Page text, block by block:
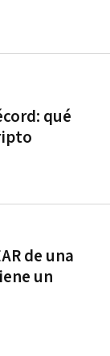
qué
de una
un